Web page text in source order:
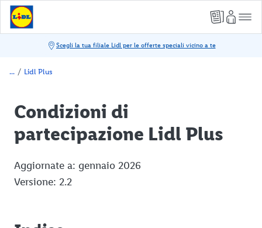
/ Lidl Plus
Condizioni di
partecipazione Lidl Plus
Aggiornate a: gennaio 2026
Versione: 2.2